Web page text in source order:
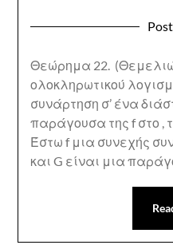
Θεώρημα 22.
ολοκληρωτικού
συνάρτηση σ’ ένα
παράγουσα της f στο ,
Έστω f μια συνεχής
και G είναι μια